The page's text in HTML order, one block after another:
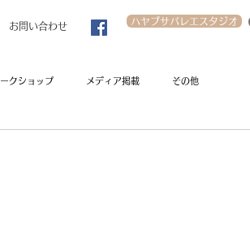
お問い合わせ ハヤブサバレエスタジオ
クショップ メディア掲載 その他